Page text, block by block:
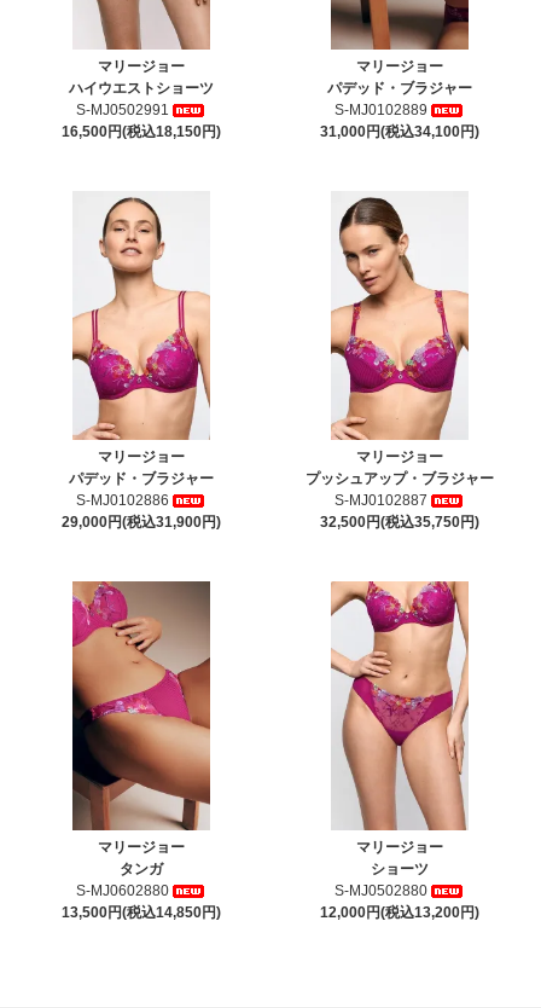
マリージョー
ハイウエストショーツ
S-MJ0502991
16,500円(税込18,150円)
マリージョー
パデッド・ブラジャー
S-MJ0102889
31,000円(税込34,100円)
マリージョー
パデッド・ブラジャー
S-MJ0102886
29,000円(税込31,900円)
マリージョー
プッシュアップ・ブラジャー
S-MJ0102887
32,500円(税込35,750円)
マリージョー
タンガ
S-MJ0602880
13,500円(税込14,850円)
マリージョー
ショーツ
S-MJ0502880
12,000円(税込13,200円)